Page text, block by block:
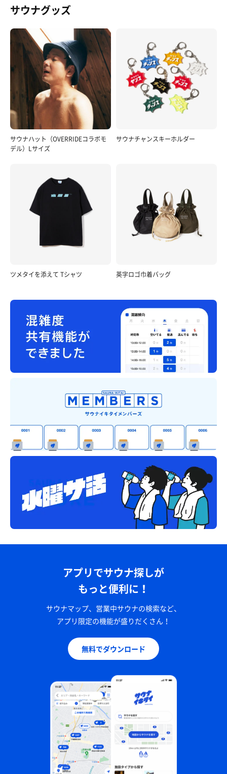
サウナグッズ
サウナハット（OVERRIDEコラボモ
デル）Lサイズ
サウナチャンスキーホルダー
ツメタイを添えて Tシャツ 英字ロゴ巾着バッグ
アプリでサウナ探しが
もっと便利に！
サウナマップ、営業中サウナの検索など、
アプリ限定の機能が盛りだくさん！
無料でダウンロード